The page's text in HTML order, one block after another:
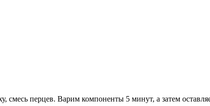
смесь перцев. Варим компоненты 5 минут, а затем